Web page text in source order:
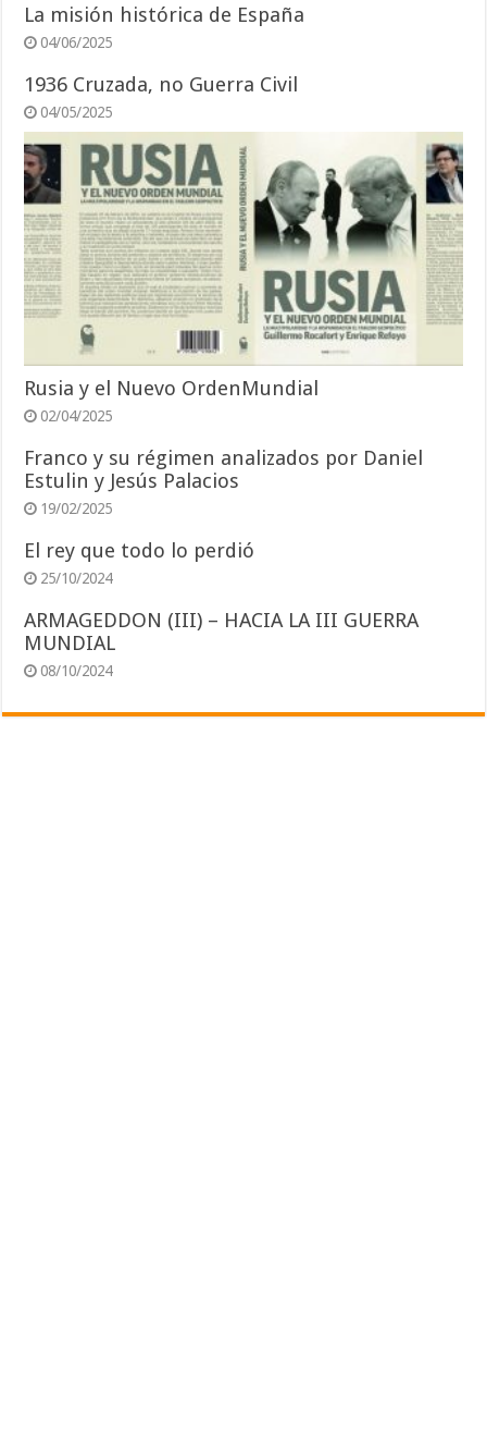
La misión histórica de España
04/06/2025
1936 Cruzada, no Guerra Civil
04/05/2025
Rusia y el Nuevo OrdenMundial
02/04/2025
Franco y su régimen analizados por Daniel
Estulin y Jesús Palacios
19/02/2025
El rey que todo lo perdió
25/10/2024
ARMAGEDDON (III) – HACIA LA III GUERRA
MUNDIAL
08/10/2024